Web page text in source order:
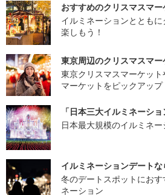
おすすめのクリスマスマー
イルミネーションととも
楽しもう！
東京周辺のクリスマスマー
東京クリスマスマーケッ
マーケットをピックアップ
「日本三大イルミネーシ
日本最大規模のイルミネー
イルミネーションデートな
冬のデートスポットにお
ネーション